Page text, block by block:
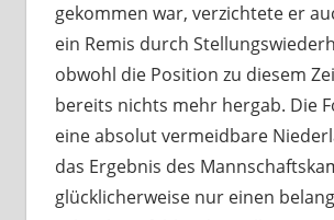
gekommen war, verzichtete er
ein Remis durch
obwohl die Position zu diesem
bereits nichts mehr hergab. Die
eine absolut vermeidbare
das Ergebnis des
glücklicherweise nur einen